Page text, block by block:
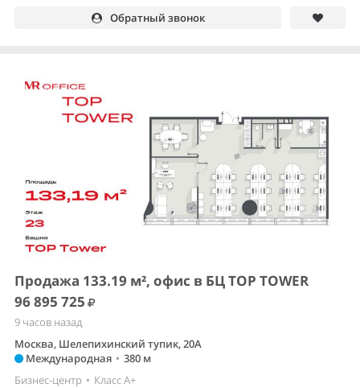
Обратный звонок
Продажа 133.19 м², офис в БЦ TOP TOWER
96 895 725
9 часов назад
Москва, Шелепихинский тупик, 20А
Международная • 380 м
Бизнес-центр • Класс A+